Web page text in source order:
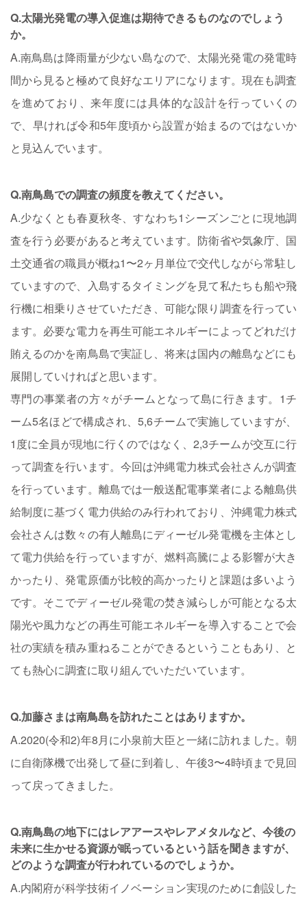
Q.太陽光発電の導入促進は期待できるものなのでしょう
か。
A.南鳥島は降雨量が少ない島なので、太陽光発電の発電時
間から見ると極めて良好なエリアになります。現在も調査
を進めており、来年度には具体的な設計を行っていくの
で、早ければ令和5年度頃から設置が始まるのではないか
と見込んでいます。
Q.南鳥島での調査の頻度を教えてください。
A.少なくとも春夏秋冬、すなわち1シーズンごとに現地調
査を行う必要があると考えています。防衛省や気象庁、国
土交通省の職員が概ね1〜2ヶ月単位で交代しながら常駐し
ていますので、入島するタイミングを見て私たちも船や飛
行機に相乗りさせていただき、可能な限り調査を行ってい
ます。必要な電力を再生可能エネルギーによってどれだけ
賄えるのかを南鳥島で実証し、将来は国内の離島などにも
展開していければと思います。
専門の事業者の方々がチームとなって島に行きます。1チ
ーム5名ほどで構成され、5,6チームで実施していますが、
1度に全員が現地に行くのではなく、2,3チームが交互に行
って調査を行います。今回は沖縄電力株式会社さんが調査
を行っています。離島では一般送配電事業者による離島供
給制度に基づく電力供給のみ行われており、沖縄電力株式
会社さんは数々の有人離島にディーゼル発電機を主体とし
て電力供給を行っていますが、燃料高騰による影響が大き
かったり、発電原価が比較的高かったりと課題は多いよう
です。そこでディーゼル発電の焚き減らしが可能となる太
陽光や風力などの再生可能エネルギーを導入することで会
社の実績を積み重ねることができるということもあり、と
ても熱心に調査に取り組んでいただいています。
Q.加藤さまは南鳥島を訪れたことはありますか。
A.2020(令和2)年8月に小泉前大臣と一緒に訪れました。朝
に自衛隊機で出発して昼に到着し、午後3〜4時頃まで見回
って戻ってきました。
Q.南鳥島の地下にはレアアースやレアメタルなど、今後の
未来に生かせる資源が眠っているという話を聞きますが、
どのような調査が行われているのでしょうか。
A.内閣府が科学技術イノベーション実現のために創設した